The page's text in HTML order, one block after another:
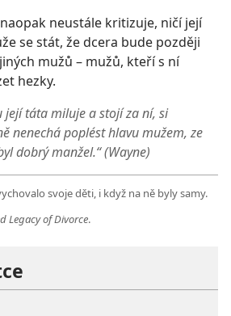
neustále kritizuje, ničí její
se stát, že dcera bude později
mužů – mužů, kteří s ní
hezky.
její táta miluje a stojí za ní, si
nenechá poplést hlavu mužem, ze
dobrý manžel.“ (Wayne)
svoje děti, i když na ně byly samy.
Legacy of Divorce.